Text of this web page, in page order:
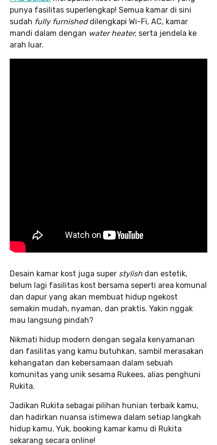
punya fasilitas superlengkap! Semua kamar di sini
sudah fully furnished dilengkapi Wi-Fi, AC, kamar
mandi dalam dengan water heater, serta jendela ke
arah luar.
Desain kamar kost juga super stylish dan estetik,
belum lagi fasilitas kost bersama seperti area komunal
dan dapur yang akan membuat hidup ngekost
semakin mudah, nyaman, dan praktis. Yakin nggak
mau langsung pindah?
Nikmati hidup modern dengan segala kenyamanan
dan fasilitas yang kamu butuhkan, sambil merasakan
kehangatan dan kebersamaan dalam sebuah
komunitas yang unik sesama Rukees, alias penghuni
Rukita.
Jadikan Rukita sebagai pilihan hunian terbaik kamu,
dan hadirkan nuansa istimewa dalam setiap langkah
hidup kamu. Yuk, booking kamar kamu di Rukita
sekarang secara online!